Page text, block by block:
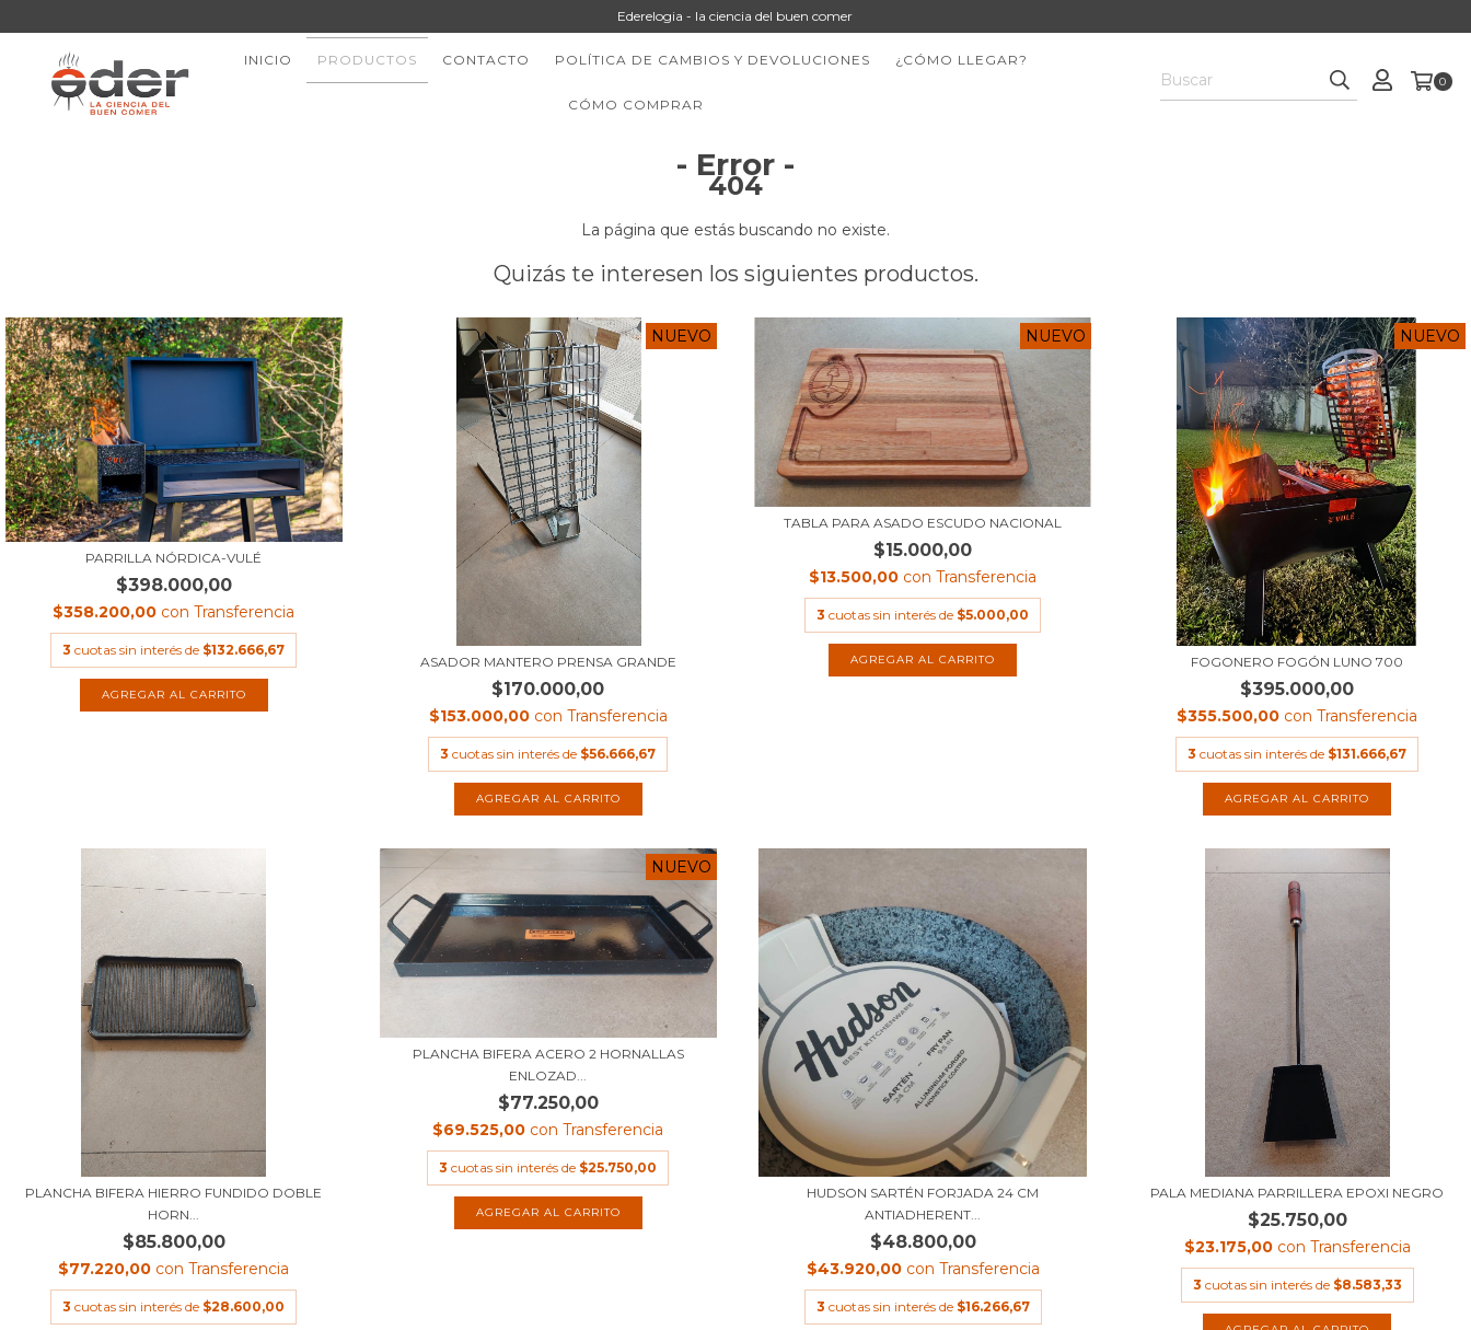
Ederelogia - la ciencia del buen comer
INICIO PRODUCTOS CONTACTO POLÍTICA DE CAMBIOS Y DEVOLUCIONES ¿CÓMO LLEGAR?
CÓMO COMPRAR
0
- Error -
404
La página que estás buscando no existe.
Quizás te interesen los siguientes productos.
PARRILLA NÓRDICA-VULÉ
$398.000,00
$358.200,00 con Transferencia
3 cuotas sin interés de $132.666,67
NUEVO
ASADOR MANTERO PRENSA GRANDE
$170.000,00
$153.000,00 con Transferencia
3 cuotas sin interés de $56.666,67
NUEVO
TABLA PARA ASADO ESCUDO NACIONAL
$15.000,00
$13.500,00 con Transferencia
3 cuotas sin interés de $5.000,00
AGREGAR AL CARRITO
NUEVO
FOGONERO FOGÓN LUNO 700
$395.000,00
$355.500,00 con Transferencia
3 cuotas sin interés de $131.666,67
PLANCHA BIFERA HIERRO FUNDIDO DOBLE
HORN...
$85.800,00
$77.220,00 con Transferencia
3 cuotas sin interés de $28.600,00
NUEVO
PLANCHA BIFERA ACERO 2 HORNALLAS
ENLOZAD...
$77.250,00
$69.525,00 con Transferencia
3 cuotas sin interés de $25.750,00
HUDSON SARTÉN FORJADA 24 CM
ANTIADHERENT...
$48.800,00
$43.920,00 con Transferencia
3 cuotas sin interés de $16.266,67
PALA MEDIANA PARRILLERA EPOXI NEGRO
$25.750,00
$23.175,00 con Transferencia
3 cuotas sin interés de $8.583,33